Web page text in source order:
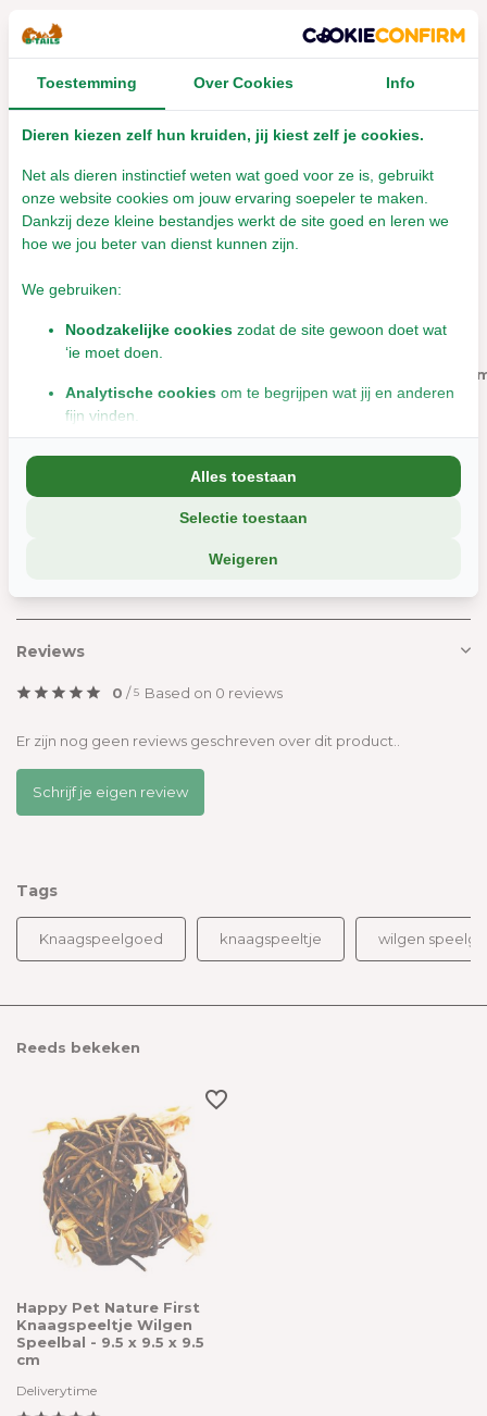
Aan verlanglijst toevoegen Delen
Vaak samen gekocht met:
Incl. btw Incl. btw
Wilgenbal 13
This product is available in the following variants:
Reviews
0 /5 Based on 0 reviews
Er zijn nog geen reviews geschreven over dit product..
Schrijf je eigen review
Tags
Knaagspeelgoed knaagspeeltje wilgen
Reeds bekeken
Happy Pet Nature First
Knaagspeeltje Wilgen
Speelbal - 9.5 x 9.5 x 9.5
cm
Deliverytime
Toestemming Over Cookies Info
Dieren kiezen zelf hun kruiden, jij kiest zelf je cookies.
Net als dieren instinctief weten wat goed voor ze is, gebruikt
onze website cookies om jouw ervaring soepeler te maken.
Dankzij deze kleine bestandjes werkt de site goed en leren we
hoe we jou beter van dienst kunnen zijn.
We gebruiken:
Noodzakelijke cookies zodat de site gewoon doet wat
‘ie moet doen.
Analytische cookies om te begrijpen wat jij en anderen
fijn vinden.
Marketingcookiesom jou relevante informatie en
aanbiedingen te tonen.
We delen soms gegevens met partners (zoals social media en
deelt, of die ze elders van je hebben.
Weigeren
Selectie toestaan
Alles toestaan